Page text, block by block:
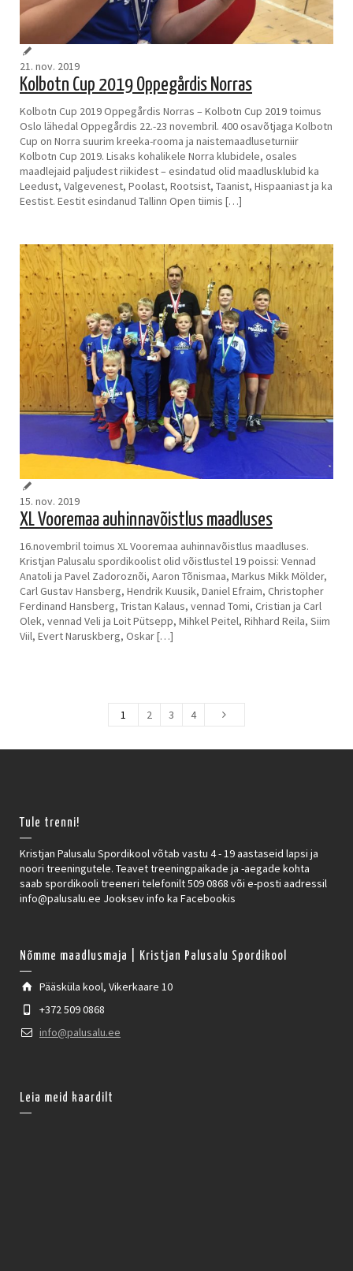
21. nov. 2019
Kolbotn Cup 2019 Oppegårdis Norras
Kolbotn Cup 2019 Oppegårdis Norras – Kolbotn Cup 2019 toimus
Oslo lähedal Oppegårdis 22.-23 novembril. 400 osavõtjaga Kolbotn
Cup on Norra suurim kreeka-rooma ja naistemaadluseturniir
Kolbotn Cup 2019. Lisaks kohalikele Norra klubidele, osales
maadlejaid paljudest riikidest – esindatud olid maadlusklubid ka
Leedust, Valgevenest, Poolast, Rootsist, Taanist, Hispaaniast ja ka
Eestist. Eestit esindanud Tallinn Open tiimis […]
15. nov. 2019
XL Vooremaa auhinnavõistlus maadluses
16.novembril toimus XL Vooremaa auhinnavõistlus maadluses.
Kristjan Palusalu spordikoolist olid võistlustel 19 poissi: Vennad
Anatoli ja Pavel Zadoroznõi, Aaron Tõnismaa, Markus Mikk Mölder,
Carl Gustav Hansberg, Hendrik Kuusik, Daniel Efraim, Christopher
Ferdinand Hansberg, Tristan Kalaus, vennad Tomi, Cristian ja Carl
Olek, vennad Veli ja Loit Pütsepp, Mihkel Peitel, Rihhard Reila, Siim
Viil, Evert Naruskberg, Oskar […]
1 2 3 4
Tule trenni!
Kristjan Palusalu Spordikool võtab vastu 4 - 19 aastaseid lapsi ja
noori treeningutele. Teavet treeningpaikade ja -aegade kohta
saab spordikooli treeneri telefonilt 509 0868 või e-posti aadressil
info@palusalu.ee Jooksev info ka Facebookis
Nõmme maadlusmaja | Kristjan Palusalu Spordikool
Pääsküla kool, Vikerkaare 10
+372 509 0868
info@palusalu.ee
Leia meid kaardilt